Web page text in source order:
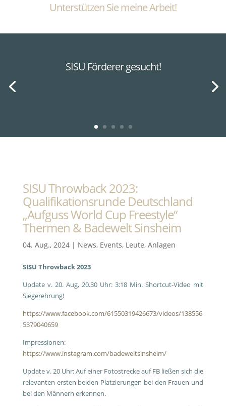
Unterstützen Sie meine Arbeit!
SISU Förderer gesucht!
SISU Throwback 2023:
Qualifikationsrunde Deutschland
„Aufguss World Cup Freestyle“
Thermen & Badewelt Sinsheim
04. Aug., 2024| News, Events, Leute, Anlagen
SISU Throwback 2023
Update v. 20. Aug, 20.30 Uhr: 3:18 Min. Shortcut-Video mit
Siegerehrung!
https://www.facebook.com/61550319426673/videos/138556
5379040659
Impressionen:
https://www.instagram.com/badeweltsinsheim/
Update v. 20 Uhr: Auf einer Fotostrecke auf FB ließen sich die
relevanten ersten beiden Platzierungen bei den Frauen und
bei den Männern erkennen.